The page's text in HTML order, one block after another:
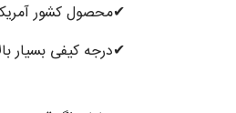
✔محصول کشور
✔درجه کیفی بسیار